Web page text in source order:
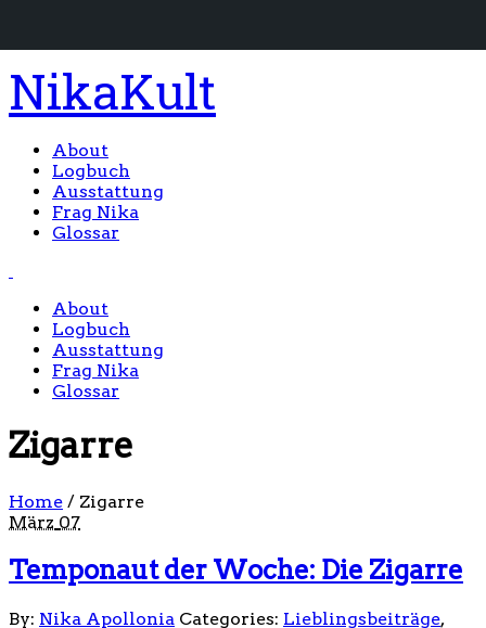
NikaKult
About
Logbuch
Ausstattung
Frag Nika
Glossar
About
Logbuch
Ausstattung
Frag Nika
Glossar
Zigarre
Home / Zigarre
März 07
Temponaut der Woche: Die Zigarre
By: Nika Apollonia Categories: Lieblingsbeiträge,